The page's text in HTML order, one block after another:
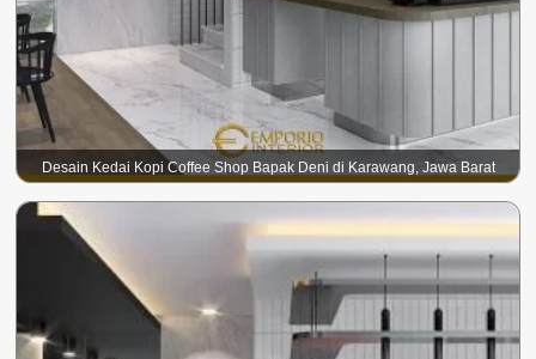
Desain Kedai Kopi Coffee Shop Bapak Deni di Karawang, Jawa Barat